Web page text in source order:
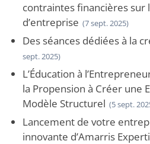
contraintes financières sur
d’entreprise (7 sept. 2025)
Des séances dédiées à la
sept. 2025)
L’Éducation à
la Propension à Créer une
Modèle Structurel (5 sept.
Lancement de votre
innovante d’Amarris